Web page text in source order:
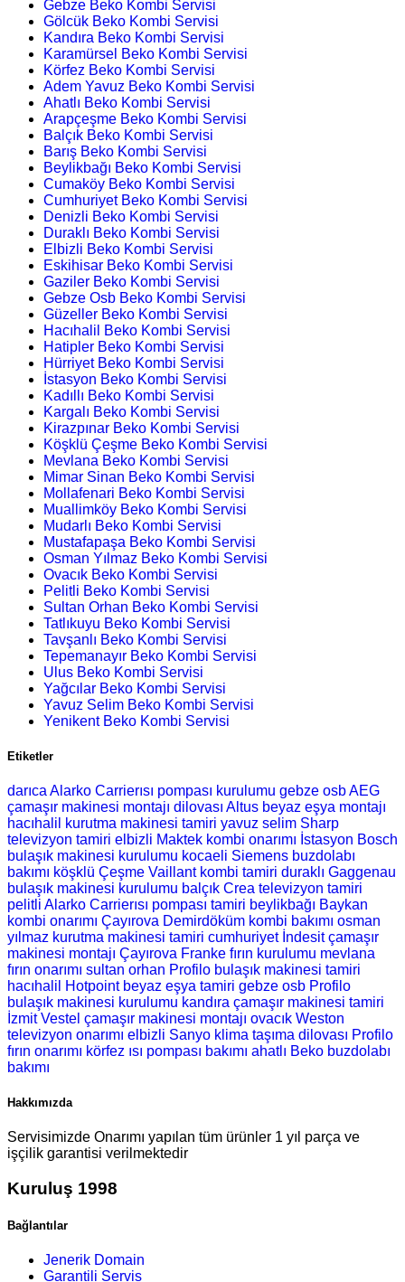
Gebze Beko Kombi Servisi
Gölcük Beko Kombi Servisi
Kandıra Beko Kombi Servisi
Karamürsel Beko Kombi Servisi
Körfez Beko Kombi Servisi
Adem Yavuz Beko Kombi Servisi
Ahatlı Beko Kombi Servisi
Arapçeşme Beko Kombi Servisi
Balçık Beko Kombi Servisi
Barış Beko Kombi Servisi
Beylikbağı Beko Kombi Servisi
Cumaköy Beko Kombi Servisi
Cumhuriyet Beko Kombi Servisi
Denizli Beko Kombi Servisi
Duraklı Beko Kombi Servisi
Elbizli Beko Kombi Servisi
Eskihisar Beko Kombi Servisi
Gaziler Beko Kombi Servisi
Gebze Osb Beko Kombi Servisi
Güzeller Beko Kombi Servisi
Hacıhalil Beko Kombi Servisi
Hatipler Beko Kombi Servisi
Hürriyet Beko Kombi Servisi
İstasyon Beko Kombi Servisi
Kadıllı Beko Kombi Servisi
Kargalı Beko Kombi Servisi
Kirazpınar Beko Kombi Servisi
Köşklü Çeşme Beko Kombi Servisi
Mevlana Beko Kombi Servisi
Mimar Sinan Beko Kombi Servisi
Mollafenari Beko Kombi Servisi
Muallimköy Beko Kombi Servisi
Mudarlı Beko Kombi Servisi
Mustafapaşa Beko Kombi Servisi
Osman Yılmaz Beko Kombi Servisi
Ovacık Beko Kombi Servisi
Pelitli Beko Kombi Servisi
Sultan Orhan Beko Kombi Servisi
Tatlıkuyu Beko Kombi Servisi
Tavşanlı Beko Kombi Servisi
Tepemanayır Beko Kombi Servisi
Ulus Beko Kombi Servisi
Yağcılar Beko Kombi Servisi
Yavuz Selim Beko Kombi Servisi
Yenikent Beko Kombi Servisi
Etiketler
darıca Alarko Carrierısı pompası kurulumu gebze osb AEG
çamaşır makinesi montajı dilovası Altus beyaz eşya montajı
hacıhalil kurutma makinesi tamiri yavuz selim Sharp
televizyon tamiri elbizli Maktek kombi onarımı İstasyon Bosch
bulaşık makinesi kurulumu kocaeli Siemens buzdolabı
bakımı köşklü Çeşme Vaillant kombi tamiri duraklı Gaggenau
bulaşık makinesi kurulumu balçık Crea televizyon tamiri
pelitli Alarko Carrierısı pompası tamiri beylikbağı Baykan
kombi onarımı Çayırova Demirdöküm kombi bakımı osman
yılmaz kurutma makinesi tamiri cumhuriyet İndesit çamaşır
makinesi montajı Çayırova Franke fırın kurulumu mevlana
fırın onarımı sultan orhan Profilo bulaşık makinesi tamiri
hacıhalil Hotpoint beyaz eşya tamiri gebze osb Profilo
bulaşık makinesi kurulumu kandıra çamaşır makinesi tamiri
İzmit Vestel çamaşır makinesi montajı ovacık Weston
televizyon onarımı elbizli Sanyo klima taşıma dilovası Profilo
fırın onarımı körfez ısı pompası bakımı ahatlı Beko buzdolabı
bakımı
Hakkımızda
Servisimizde Onarımı yapılan tüm ürünler 1 yıl parça ve
işçilik garantisi verilmektedir
Kuruluş 1998
Bağlantılar
Jenerik Domain
Garantili Servis